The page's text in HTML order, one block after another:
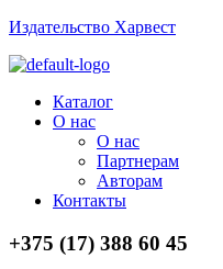
Издательство Харвест
Menu
Каталог
О нас
О нас
Партнерам
Авторам
Контакты
+375 (17) 388 60 45